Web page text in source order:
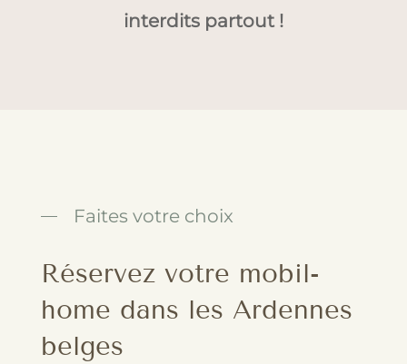
interdits partout !
Faites votre choix
Réservez votre mobil-
home dans les Ardennes
belges